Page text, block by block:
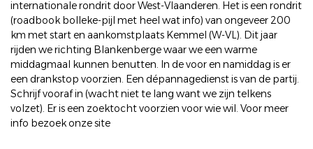
internationale rondrit door West-Vlaanderen. Het is een rondrit
(roadbook bolleke-pijl met heel wat info) van ongeveer 200
km met start en aankomstplaats Kemmel (W-VL). Dit jaar
rijden we richting Blankenberge waar we een warme
middagmaal kunnen benutten. In de voor en namiddag is er
een drankstop voorzien. Een dépannagedienst is van de partij.
Schrijf vooraf in (wacht niet te lang want we zijn telkens
volzet). Er is een zoektocht voorzien voor wie wil. Voor meer
info bezoek onze site